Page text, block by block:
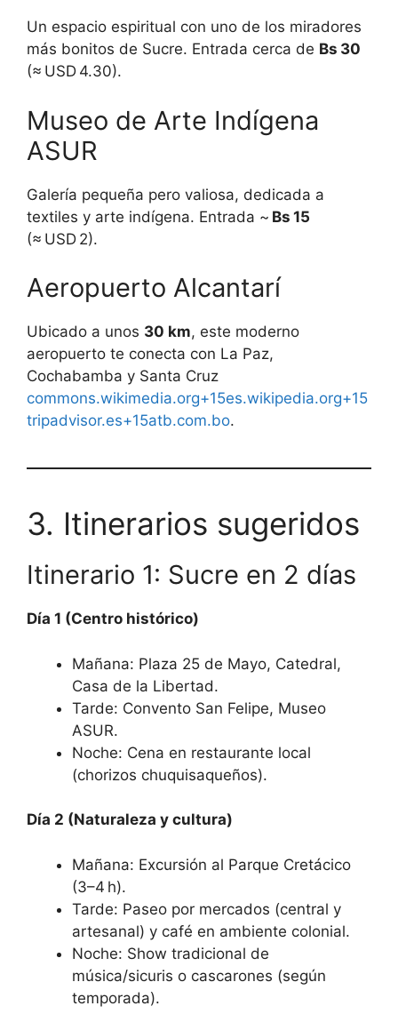
Un espacio espiritual con uno de los miradores
más bonitos de Sucre. Entrada cerca de Bs 30
(≈ USD 4.30).
Museo de Arte Indígena
ASUR
Galería pequeña pero valiosa, dedicada a
textiles y arte indígena. Entrada ~ Bs 15
(≈ USD 2).
Aeropuerto Alcantarí
Ubicado a unos 30 km, este moderno
aeropuerto te conecta con La Paz,
Cochabamba y Santa Cruz
commons.wikimedia.org+15es.wikipedia.org+15
tripadvisor.es+15atb.com.bo.
3. Itinerarios sugeridos
Itinerario 1: Sucre en 2 días
Día 1 (Centro histórico)
Mañana: Plaza 25 de Mayo, Catedral,
Casa de la Libertad.
Tarde: Convento San Felipe, Museo
ASUR.
Noche: Cena en restaurante local
(chorizos chuquisaqueños).
Día 2 (Naturaleza y cultura)
Mañana: Excursión al Parque Cretácico
(3–4 h).
Tarde: Paseo por mercados (central y
artesanal) y café en ambiente colonial.
Noche: Show tradicional de
música/sicuris o cascarones (según
temporada).